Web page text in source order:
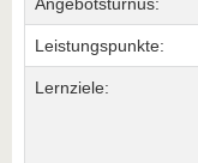
Leistungspunkte:
Lernziele: